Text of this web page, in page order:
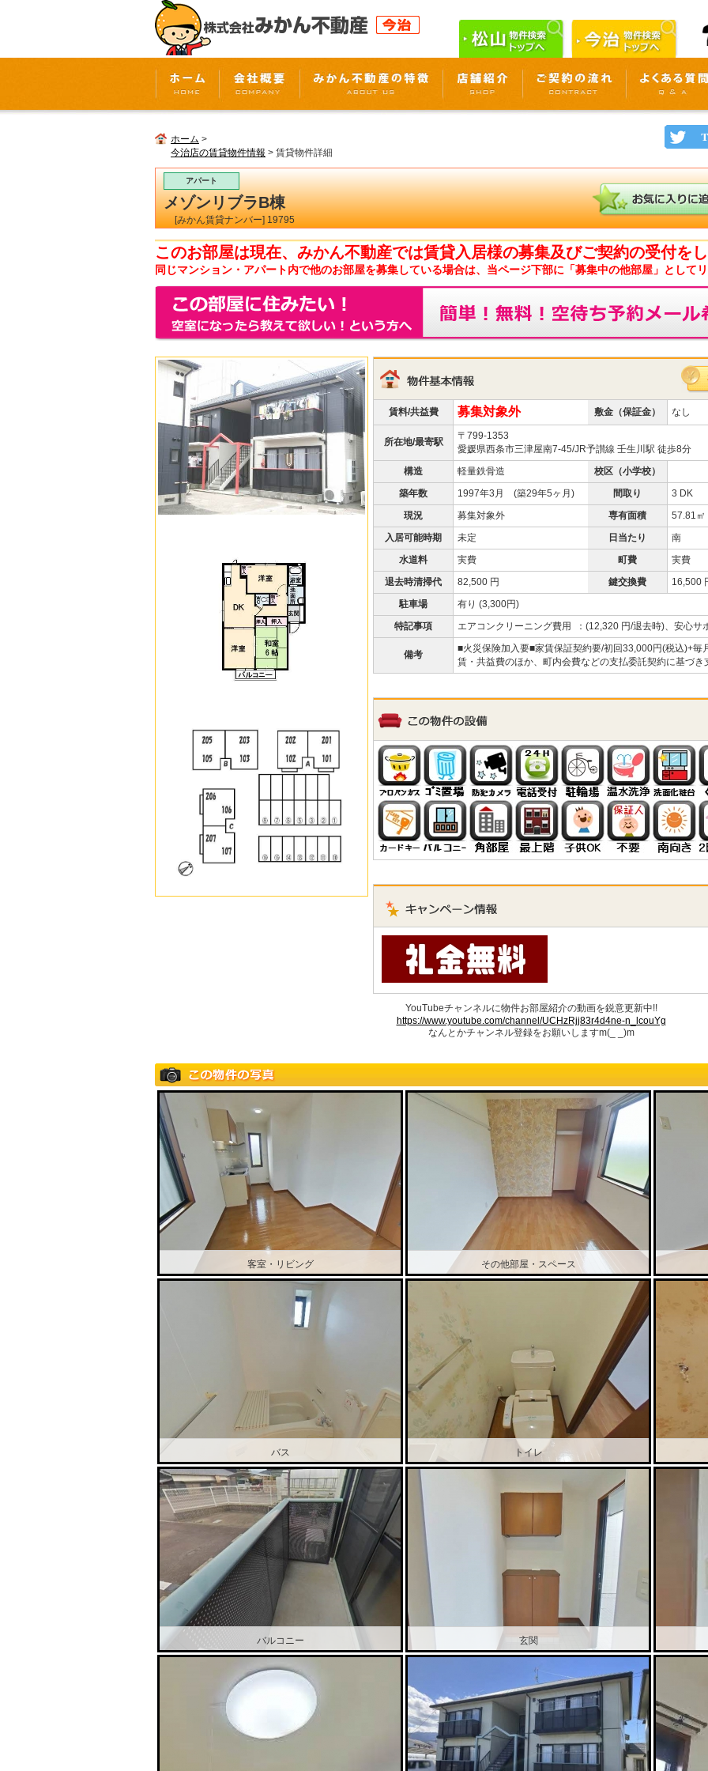
ホーム >
今治店の賃貸物件情報 > 賃貸物件詳細
アパート
メゾンリブラB棟
[みかん賃貸ナンバー] 19795
このお部屋は現在、みかん不動産では賃貸入居様の募集及びご契約の受付を
同じマンション・アパート内で他のお部屋を募集している場合は、当ページ下部に「募集中の他部屋」として
賃料/共益費 募集対象外 敷金（保証金） なし
所在地/最寄駅
〒799-1353
愛媛県西条市三津屋南7-45/JR予讃線 壬生川駅 徒歩8分
構造
軽量鉄骨造
校区（小学校）
築年数
1997年3月 (築29年5ヶ月) 間取り
3 DK
現況
募集対象外 専有面積
57.81㎡
入居可能時期
未定 日当たり
南
水道料
実費 町費
実費
退去時清掃代
82,500 円 鍵交換費
16,500
駐車場
有り (3,300円)
特記事項
エアコンクリーニング費用 ：(12,320 円/退去時)、安心サ
備考
■火災保険加入要■家賃保証契約要/初回33,000円(税込)+
賃・共益費のほか、町内会費などの支払委託契約に基づ
YouTubeチャンネルに物件お部屋紹介の動画を鋭意更新中!!
https://www.youtube.com/channel/UCHzRjj83r4d4ne-n_lcouYg
なんとかチャンネル登録をお願いしますm(_ _)m
客室・リビング その他部屋・スペース
バス トイレ
バルコニー 玄関